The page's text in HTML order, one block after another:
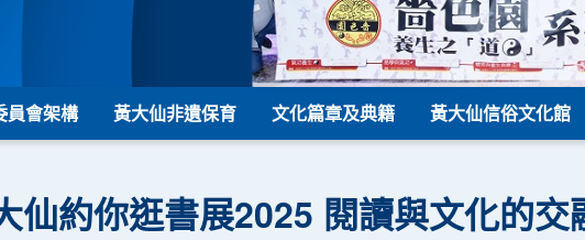
員會架構 黃大仙非遺保育 文化篇章及典籍 黃大仙信俗文化館
約你逛書展2025 閱讀與文化的交